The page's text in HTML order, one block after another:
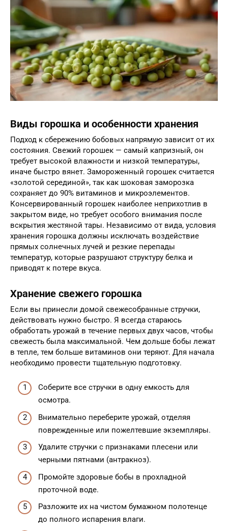
Виды горошка и особенности хранения
Подход к сбережению бобовых напрямую зависит от их
состояния. Свежий горошек — самый капризный, он
требует высокой влажности и низкой температуры,
иначе быстро вянет. Замороженный горошек считается
«золотой серединой», так как шоковая заморозка
сохраняет до 90% витаминов и микроэлементов.
Консервированный горошек наиболее неприхотлив в
закрытом виде, но требует особого внимания после
вскрытия жестяной тары. Независимо от вида, условия
хранения горошка должны исключать воздействие
прямых солнечных лучей и резкие перепады
температур, которые разрушают структуру белка и
приводят к потере вкуса.
Хранение свежего горошка
Если вы принесли домой свежесобранные стручки,
действовать нужно быстро. Я всегда стараюсь
обработать урожай в течение первых двух часов, чтобы
свежесть была максимальной. Чем дольше бобы лежат
в тепле, тем больше витаминов они теряют. Для начала
необходимо провести тщательную подготовку.
Соберите все стручки в одну емкость для
осмотра.
Внимательно переберите урожай, отделяя
поврежденные или пожелтевшие экземпляры.
Удалите стручки с признаками плесени или
черными пятнами (антракноз).
Промойте здоровые бобы в прохладной
проточной воде.
Разложите их на чистом бумажном полотенце
до полного испарения влаги.